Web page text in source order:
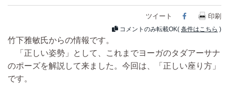
ツイート Facebook
印刷
コメントのみ転載OK( 条件はこちら )
竹下雅敏氏からの情報です。
「正しい姿勢」として、これまでヨーガのタダアーサナ
のポーズを解説して来ました。今回は、「正しい座り方」
です。